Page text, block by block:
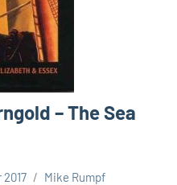
– The Sea
2017 Mike Rumpf